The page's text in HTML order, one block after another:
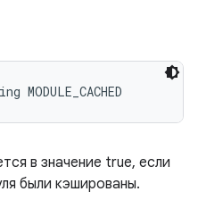
в значение true, если
были кэшированы.